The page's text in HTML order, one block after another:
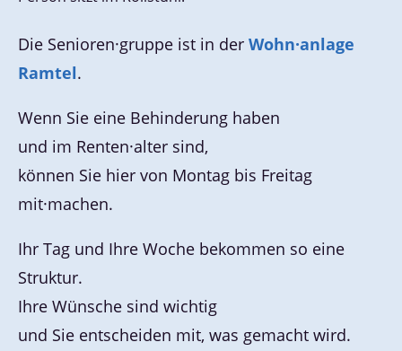
Die Senioren·gruppe ist in der Wohn·anlage
Ramtel.
Wenn Sie eine Behinderung haben
und im Renten·alter sind,
können Sie hier von Montag bis Freitag
mit·machen.
Ihr Tag und Ihre Woche bekommen so eine
Struktur.
Ihre Wünsche sind wichtig
und Sie entscheiden mit, was gemacht wird.